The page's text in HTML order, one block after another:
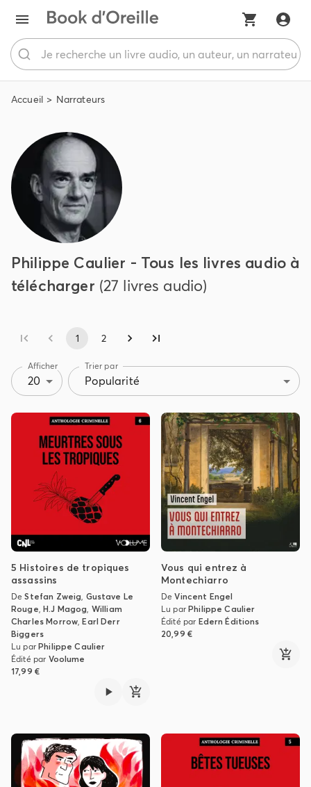
Accueil Narrateurs
Philippe Caulier - Tous les livres audio à
télécharger (27 livres audio)
1 2
Afficher
20
Trier par
Popularité
5 Histoires de tropiques
assassins
DeStefan Zweig, Gustave Le
Rouge,H.J Magog, William
Charles Morrow,Earl Derr
Biggers
Lu parPhilippe Caulier
Édité par Voolume
17,99 €
Vous qui entrez à
Montechiarro
DeVincent Engel
Lu parPhilippe Caulier
Édité par Edern Éditions
20,99 €